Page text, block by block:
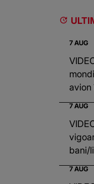
7 AUG
avion
7 AUG
bani/
7 AUG